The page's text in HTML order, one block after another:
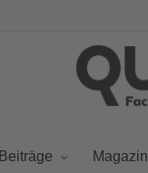
Beiträge Magazin